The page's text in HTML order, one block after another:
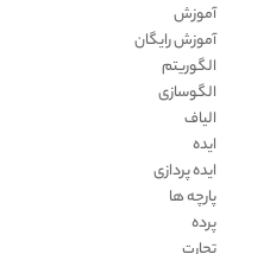
آموزش
آموزش رایگان
الگوریتم
الگوسازی
الیاف
ایده
ایده پردازی
پارچه ها
پرده